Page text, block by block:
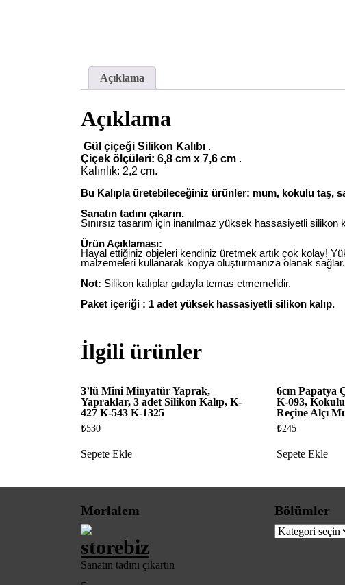
Açıklama
Açıklama
Gül çiçeği Silikon Kalıbı .
Çiçek ölçüleri: 6,8 cm x 7,6 cm .
Kalınlık: 2,2 cm.
Bu Kalıpla üretebileceğiniz ürünler: mum, kokulu taş,
Sanatın tadını çıkarın.
Sınırsız tasarım için inanılmaz yüksek hassasiyetli silikon
Ürün Açıklaması:
Hayal ettiğiniz objeleri kendiniz üretmek artık çok kolay!
malzemeleri kullanarak kopya oluşturmanıza olanak sağlar.
Not: Silikon kalıplar gıdayla temas etmemelidir.
Paket içeriği : 1 adet yüksek hassasiyetli silikon kalıp.
İlgili ürünler
3’lü Mini Minyatür Yaprak,
Yapraklar, 3 adet Silikon Kalıp, K-
427 K-543 K-1325
₺530
Sepete Ekle
6cm Papatya
K-093,
Reçine Alçı
₺245
Sepete Ekle
Morlalem
Sanatın tadını çıkartın
Bölümler
Bölümler